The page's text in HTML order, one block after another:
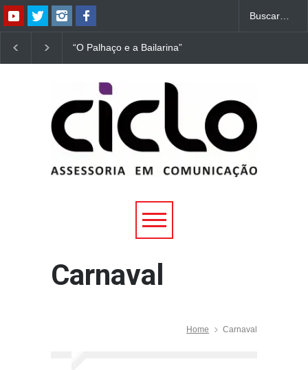
“O Palhaço e a Bailarina”
estreia hoje (1º) em
Uberlândia
Uberlândia
Carnaval
Home Carnaval